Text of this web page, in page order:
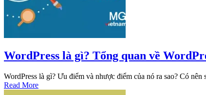
WordPress là gì? Tổng quan về
WordPress là gì? Ưu điểm và nhược điểm của nó ra sao? Có
Read More